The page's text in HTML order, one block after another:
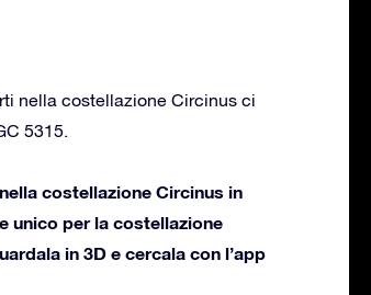
nella costellazione Circinus ci
5315.
costellazione Circinus in
unico per la costellazione
in 3D e cercala con l’app